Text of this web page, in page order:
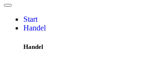
Start
Handel
Handel